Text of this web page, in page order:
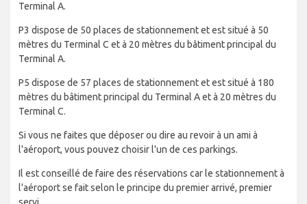
Terminal A.
P3 dispose de 50 places de stationnement et est situé à 50
mètres du Terminal C et à 20 mètres du bâtiment principal du
Terminal A.
P5 dispose de 57 places de stationnement et est situé à 180
mètres du bâtiment principal du Terminal A et à 20 mètres du
Terminal C.
Si vous ne faites que déposer ou dire au revoir à un ami à
l'aéroport, vous pouvez choisir l'un de ces parkings.
Il est conseillé de faire des réservations car le stationnement à
l'aéroport se fait selon le principe du premier arrivé, premier